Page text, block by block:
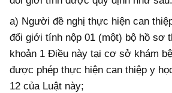
a) Người đề nghị thực hiện can
đổi giới tính nộp 01 (một) bộ hồ sơ
khoản 1 Điều này tại cơ sở khám
được phép thực hiện can thiệp y
12 của Luật này;